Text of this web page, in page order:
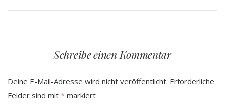
Schreibe einen Kommentar
Deine E-Mail-Adresse wird nicht veröffentlicht. Erforderliche
Felder sind mit * markiert